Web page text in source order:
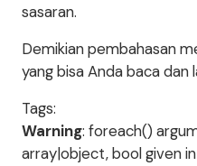
sasaran.
Demikian pembahasan
yang bisa Anda baca dan
Tags:
Warning: foreach()
array|object, bool given in